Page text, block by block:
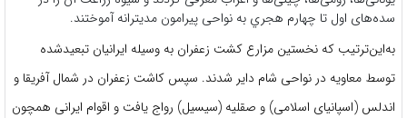
سده‌های اول تا چهارم هجري به نواحی پيرامون مديترانه آموختند.
به‌اين‌ترتيب كه نخستين مزارع کشت زعفران به وسيله ايرانيان تبعيدشده
توسط معاويه در نواحی شام داير شدند. سپس كاشت زعفران در شمال آفريقا و
اندلس (اسپانيای اسلامی) و صقليه (سيسيل) رواج يافت و اقوام ايرانی همچون